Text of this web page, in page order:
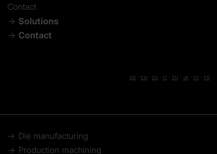
Contact
Solutions
Contact
DE EN ES IT ZH JA PT FR
Die manufacturing
Production machining